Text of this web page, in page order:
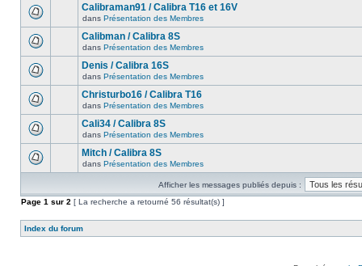
Calibraman91 / Calibra T16 et 16V
dans Présentation des Membres
Calibman / Calibra 8S
dans Présentation des Membres
Denis / Calibra 16S
dans Présentation des Membres
Christurbo16 / Calibra T16
dans Présentation des Membres
Cali34 / Calibra 8S
dans Présentation des Membres
Mitch / Calibra 8S
dans Présentation des Membres
Afficher les messages publiés depuis :
Page 1 sur 2 [ La recherche a retourné 56 résultat(s) ]
Index du forum